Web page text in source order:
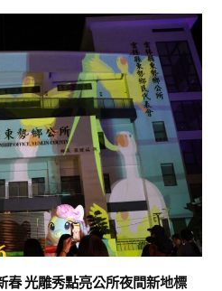
春 光雕秀點亮公所夜間新地標